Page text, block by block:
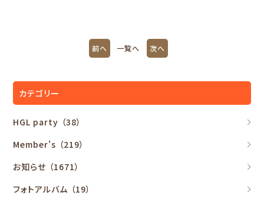
前へ 一覧へ 次へ
カテゴリー
HGL party （38）
Member's （219）
お知らせ （1671）
フォトアルバム （19）